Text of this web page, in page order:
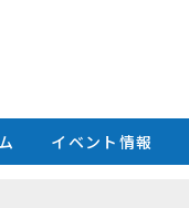
イベント情報